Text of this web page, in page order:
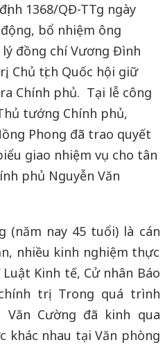
1368/QĐ-TTg ngày
bổ nhiệm ông
đồng chí Vương Đình
Chủ tịch Quốc hội giữ
Chính phủ. Tại lễ công
tướng Chính phủ,
Phong đã trao quyết
giao nhiệm vụ cho tân
phủ Nguyễn Văn
(năm nay 45 tuổi) là cán
nhiều kinh nghiệm thực
Kinh tế, Cử nhân Báo
trị. Trong quá trình
Văn Cường đã kinh qua
khác nhau tại Văn phòng